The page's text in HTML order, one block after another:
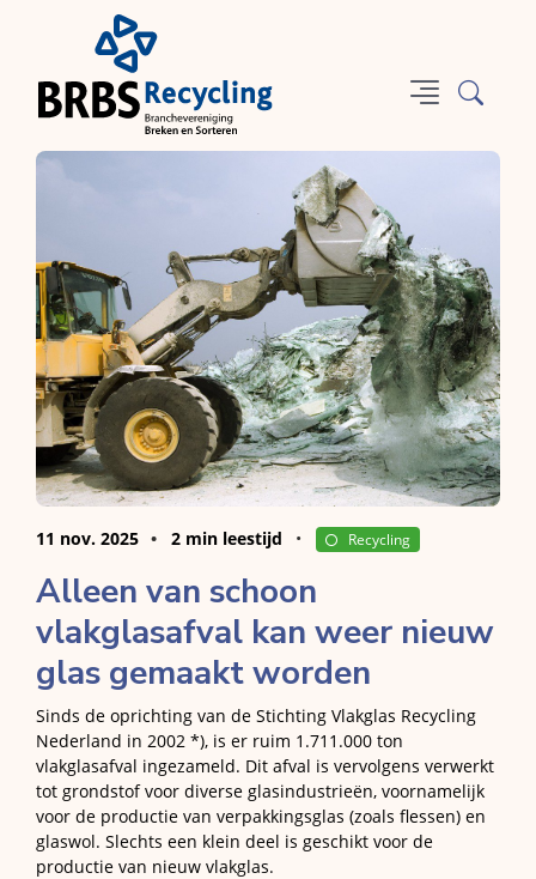
11 nov. 2025 2 min leestijd Recycling
Alleen van schoon
vlakglasafval kan weer nieuw
glas gemaakt worden
Sinds de oprichting van de Stichting Vlakglas Recycling
Nederland in 2002 *), is er ruim 1.711.000 ton
vlakglasafval ingezameld. Dit afval is vervolgens verwerkt
tot grondstof voor diverse glasindustrieën, voornamelijk
voor de productie van verpakkingsglas (zoals flessen) en
glaswol. Slechts een klein deel is geschikt voor de
productie van nieuw vlakglas.